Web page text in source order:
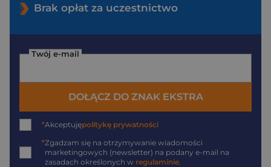
Brak opłat za uczestnictwo
Twój e-mail
DOŁĄCZ DO ZNAK EKSTRA
*Akceptujępolitykę prywatności
*Zgadzam się na otrzymywanie wiadomości
marketingowych (newsletter) na podany e-mail na
zasadach określonych w regulaminie.